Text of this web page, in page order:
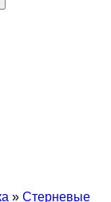
» Стерневые